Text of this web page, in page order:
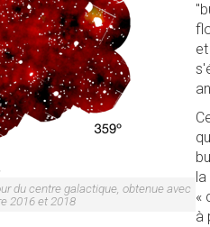
du centre galactique, obtenue avec
2016 et 2018
«
à